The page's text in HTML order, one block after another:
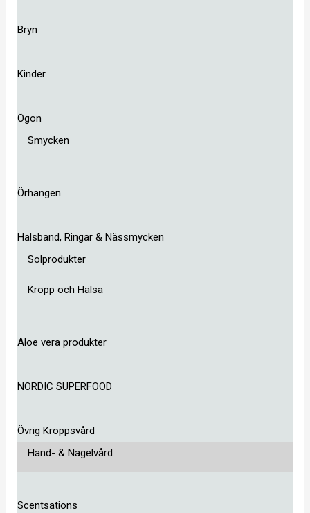
Bryn
Kinder
Ögon
Smycken
Örhängen
Halsband, Ringar & Nässmycken
Solprodukter
Kropp och Hälsa
Aloe vera produkter
NORDIC SUPERFOOD
Övrig Kroppsvård
Hand- & Nagelvård
Scentsations